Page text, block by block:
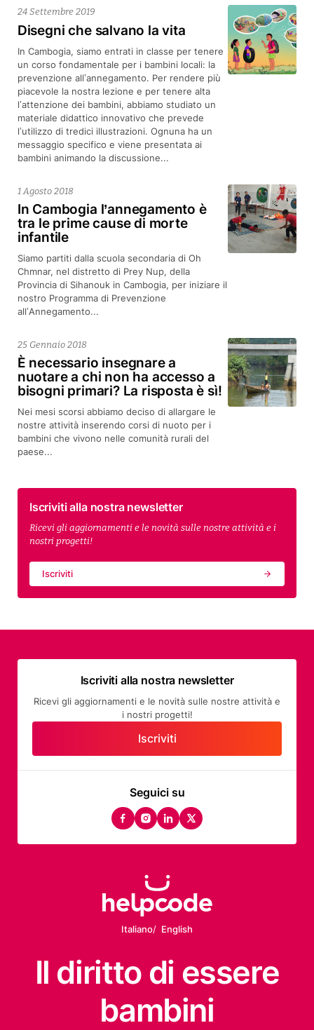
Disegni che salvano la vita
24 Settembre 2019
In Cambogia, siamo entrati in classe per tenere
un corso fondamentale per i bambini locali: la
prevenzione all’annegamento. Per rendere più
piacevole la nostra lezione e per tenere alta
l’attenzione dei bambini, abbiamo studiato un
materiale didattico innovativo che prevede
l’utilizzo di tredici illustrazioni. Ognuna ha un
messaggio specifico e viene presentata ai
bambini animando la discussione...
In Cambogia l’annegamento è
tra le prime cause di morte
infantile
1 Agosto 2018
Siamo partiti dalla scuola secondaria di Oh
Chmnar, nel distretto di Prey Nup, della
Provincia di Sihanouk in Cambogia, per iniziare il
nostro Programma di Prevenzione
all’Annegamento...
È necessario insegnare a
nuotare a chi non ha accesso a
bisogni primari? La risposta è sì!
25 Gennaio 2018
Nei mesi scorsi abbiamo deciso di allargare le
nostre attività inserendo corsi di nuoto per i
bambini che vivono nelle comunità rurali del
paese...
Iscriviti alla nostra newsletter
Ricevi gli aggiornamenti e le novità sulle nostre attività e i
nostri progetti!
Iscriviti
Seguici su
facebook
instagram
linkedin
twitter
Iscriviti alla nostra newsletter
Ricevi gli aggiornamenti e le novità sulle nostre attività e
i nostri progetti!
Iscriviti
Italiano English
Il diritto di essere
bambini